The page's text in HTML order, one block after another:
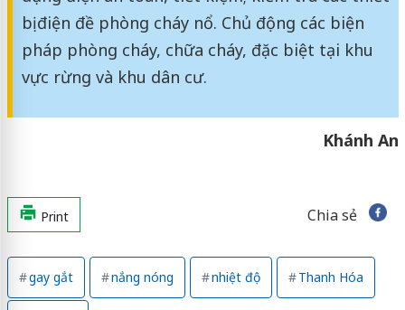
bị điện đề phòng cháy nổ. Chủ động các biện
pháp phòng cháy, chữa cháy, đặc biệt tại khu
vực rừng và khu dân cư.
Khánh An
Print Chia sẻ
gay gắt nắng nóng nhiệt độ Thanh Hóa